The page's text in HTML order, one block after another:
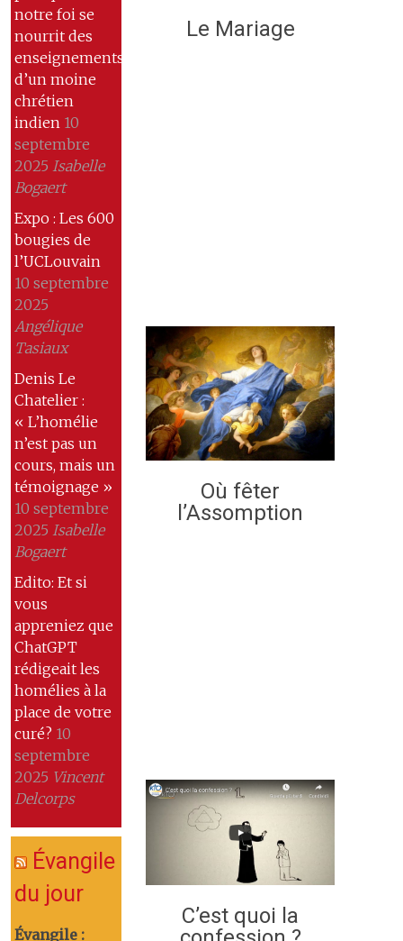
notre foi se
nourrit des
enseignements
d’un moine
chrétien
indien 10
septembre
2025 Isabelle
Bogaert
Expo : Les 600
bougies de
l’UCLouvain
10 septembre
2025
Angélique
Tasiaux
Denis Le
Chatelier :
« L’homélie
n’est pas un
cours, mais un
témoignage »
10 septembre
2025 Isabelle
Bogaert
Edito: Et si
vous
appreniez que
ChatGPT
rédigeait les
homélies à la
place de votre
curé? 10
septembre
2025 Vincent
Delcorps
Évangile
du jour
Évangile :
Le Mariage
Où fêter
l’Assomption
C’est quoi la